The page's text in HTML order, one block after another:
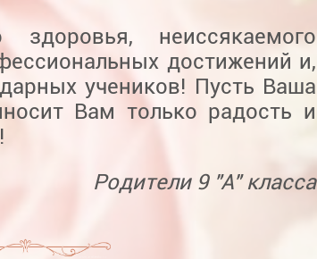
неиссякаемого
достижений и,
учеников! Пусть Ваша
Вам только радость и
Родители 9 "А" класса